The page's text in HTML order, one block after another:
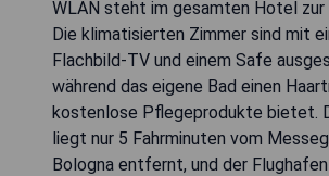
WLAN steht im gesamten Hotel zur
Die klimatisierten Zimmer sind mit
Flachbild-TV und einem Safe
während das eigene Bad einen
kostenlose Pflegeprodukte bietet.
liegt nur 5 Fahrminuten vom
Bologna entfernt, und der